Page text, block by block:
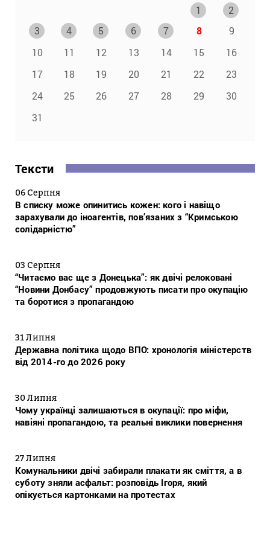
1
2
3
4 5 6 7 8
9
10
11 12 13 14 15
16
17
18 19 20 21 22
23
24
25 26 27 28 29
30
31
Тексти
06 Серпня
В списку може опинитись кожен: кого і навіщо
зарахували до іноагентів, пов’язаних з “Кримською
солідарністю”
03 Серпня
“Читаємо вас ще з Донецька”: як двічі релоковані
“Новини Донбасу” продовжують писати про окупацію
та боротися з пропагандою
31 Липня
Державна політика щодо ВПО: хронологія міністерств
від 2014-го до 2026 року
30 Липня
Чому українці залишаються в окупації: про міфи,
навіяні пропагандою, та реальні виклики повернення
27 Липня
Комунальники двічі забирали плакати як сміття, а в
суботу зняли асфальт: розповідь Ігоря, який
опікується картонками на протестах